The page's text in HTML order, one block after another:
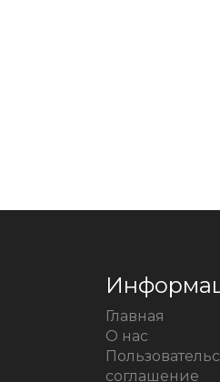
Главная
О нас
соглашение